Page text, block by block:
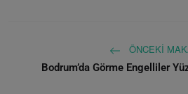
ÖNCEKI
Bodrum’da Görme Engelliler